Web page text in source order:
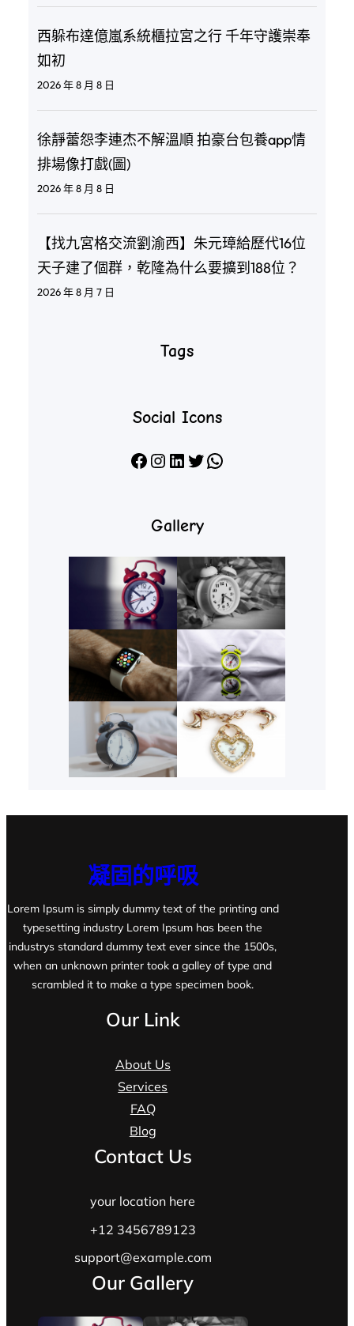
西躲布達億嵐系統櫃拉宮之行 千年守護崇奉
如初
2026 年 8 月 8 日
徐靜蕾怨李連杰不解溫順 拍豪台包養app情
排場像打戲(圖)
2026 年 8 月 8 日
【找九宮格交流劉渝西】朱元璋給歷代16位
天子建了個群，乾隆為什么要擴到188位？
2026 年 8 月 7 日
Tags
Social Icons
Facebook Instagram LinkedIn X WhatsApp
Gallery
凝固的呼吸
Lorem Ipsum is simply dummy text of the printing and
typesetting industry Lorem Ipsum has been the
industrys standard dummy text ever since the 1500s,
when an unknown printer took a galley of type and
scrambled it to make a type specimen book.
Our Link
About Us
Services
FAQ
Blog
Contact Us
your location here
+12 3456789123
support@example.com
Our Gallery